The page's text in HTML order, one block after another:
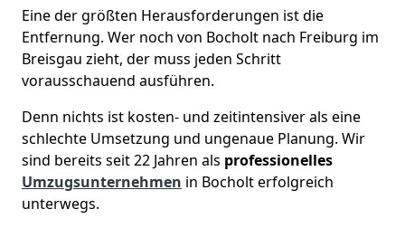
Eine der größten Herausforderungen ist die
Entfernung. Wer noch von Bocholt nach Freiburg im
Breisgau zieht, der muss jeden Schritt
vorausschauend ausführen.
Denn nichts ist kosten- und zeitintensiver als eine
schlechte Umsetzung und ungenaue Planung. Wir
sind bereits seit 22 Jahren als professionelles
Umzugsunternehmen in Bocholt erfolgreich
unterwegs.